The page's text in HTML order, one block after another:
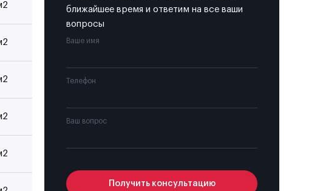
ближайшее время и ответим на все ваши
вопросы
Ваше имя
Телефон
Ваш вопрос
Получить консультацию